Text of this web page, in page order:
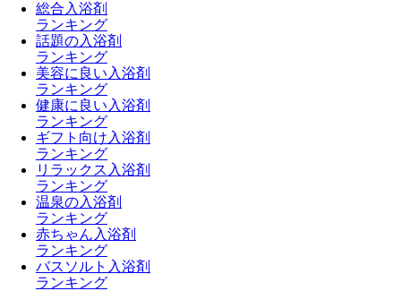
総合入浴剤
ランキング
話題の入浴剤
ランキング
美容に良い入浴剤
ランキング
健康に良い入浴剤
ランキング
ギフト向け入浴剤
ランキング
リラックス入浴剤
ランキング
温泉の入浴剤
ランキング
赤ちゃん入浴剤
ランキング
バスソルト入浴剤
ランキング